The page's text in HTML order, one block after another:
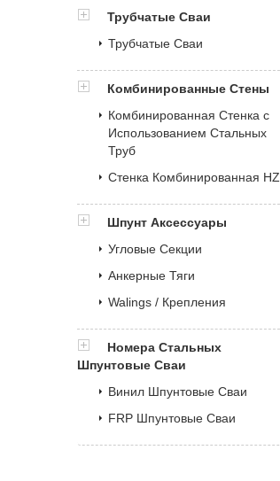
Трубчатые Сваи
Трубчатые Сваи
Комбинированные Стены
Комбинированная Стенка с
Использованием Стальных
Труб
Стенка Комбинированная HZ
Шпунт Аксессуары
Угловые Секции
Анкерные Тяги
Walings / Крепления
Номера Стальных
Шпунтовые Сваи
Винил Шпунтовые Сваи
FRP Шпунтовые Сваи